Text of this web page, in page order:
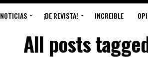
NOTICIAS ¡DE REVISTA! INCREIBLE
All posts